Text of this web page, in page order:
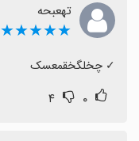
تهعبحه
★★★★★
‏✓ چخلگخقمعسک
۰ ۴